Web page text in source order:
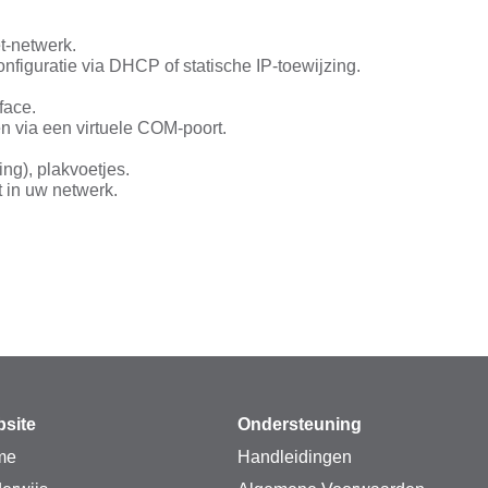
netwerk.
via DHCP of statische IP-toewijzing.
via een virtuele COM-poort.
plakvoetjes.
in uw netwerk.
Ondersteuning
Handleidingen